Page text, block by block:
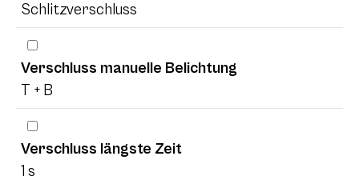
Schlitzverschluss
Verschluss manuelle Belichtung
T + B
Verschluss längste Zeit
1 s